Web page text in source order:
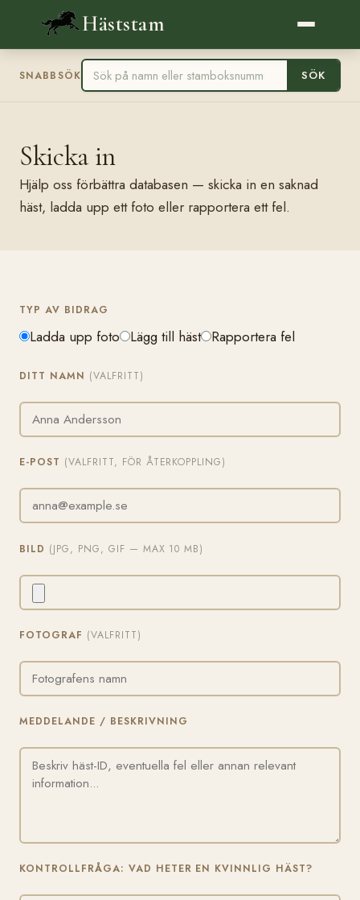
Häststam
SNABBSÖK SÖK
Skicka in
Hjälp oss förbättra databasen — skicka in en saknad
häst, ladda upp ett foto eller rapportera ett fel.
TYP AV BIDRAG
Ladda upp foto Lägg till häst Rapportera fel
DITT NAMN (VALFRITT)
E-POST (VALFRITT, FÖR ÅTERKOPPLING)
BILD (JPG, PNG, GIF — MAX 10 MB)
FOTOGRAF (VALFRITT)
MEDDELANDE / BESKRIVNING
KONTROLLFRÅGA: VAD HETER EN KVINNLIG HÄST?